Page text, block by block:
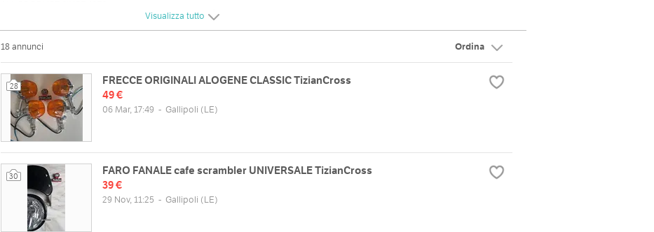
Visualizza tutto
18 annunci Ordina
28
FRECCE ORIGINALI ALOGENE CLASSIC TizianCross
49 €
06 Mar, 17:49 - Gallipoli (LE)
30
FARO FANALE cafe scrambler UNIVERSALE TizianCross
39 €
29 Nov, 11:25 - Gallipoli (LE)